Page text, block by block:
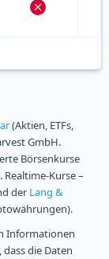
(Aktien, ETFs,
GmbH.
Börsenkurse
Realtime-Kurse –
der Lang &
Informationen
die Daten